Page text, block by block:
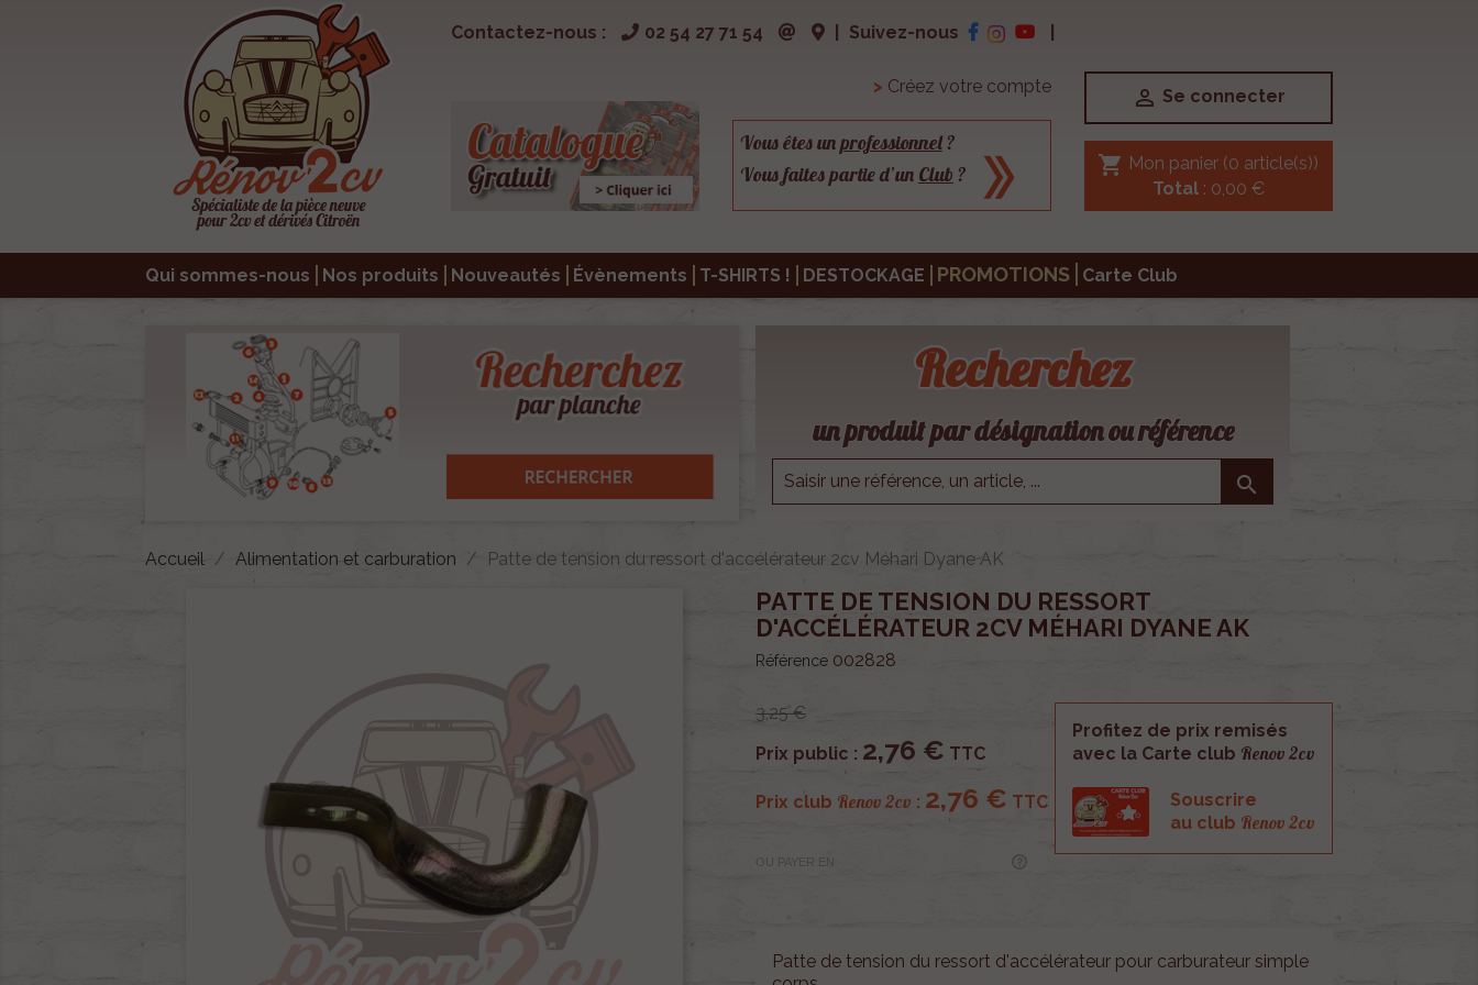
Contactez-nous : 02 54 27 71 54 Suivez-nous
> Créez votre compte
Vous êtes unprofessionnel?
Vous faites partie d’un Club ?
 Se connecter
shopping_cart Mon panier (0 article(s))
Total: 0,00 €
Qui sommes-nous Nos produits Nouveautés Évènements T-SHIRTS ! DESTOCKAGE PROMOTIONS Carte Club
Recherchez
un produit par désignation ou référence

Accueil Alimentation et carburation Patte de tension du ressort d'accélérateur 2cv Méhari Dyane AK
PATTE DE TENSION DU RESSORT
D'ACCÉLÉRATEUR 2CV MÉHARI DYANE AK
Référence 002828
3,25 €
Prix public : 2,76 € TTC
Prix club Renov 2cv : 2,76 € TTC
OU PAYER EN
Profitez de prix remisés
avec la Carte club Renov 2cv
Souscrire
au club Renov 2cv
Patte de tension du ressort d'accélérateur pour carburateur simple